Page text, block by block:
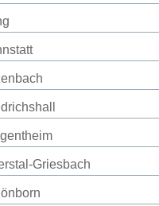
Griesbach